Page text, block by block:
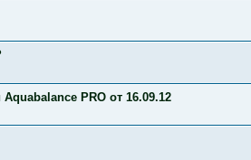
PRO от 16.09.12